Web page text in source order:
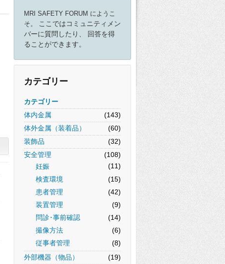
MRI SAFETY FORUM にようこ
そ。
ここではコミュニティメン
バーに質問したり、 回答を得
ることができます。
カテゴリー
カテゴリー
体内金属
(143)
体外金属（装着品）
(60)
装飾品
(32)
安全管理
(108)
妊娠
(11)
検査環境
(15)
患者管理
(42)
装置管理
(9)
問診･事前確認
(14)
撮像方法
(6)
従事者管理
(8)
外部機器（物品）
(19)